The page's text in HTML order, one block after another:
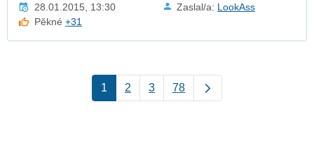
28.01.2015, 13:30 Zaslal/a: LookAss
Pěkné+31
1 2 3 78